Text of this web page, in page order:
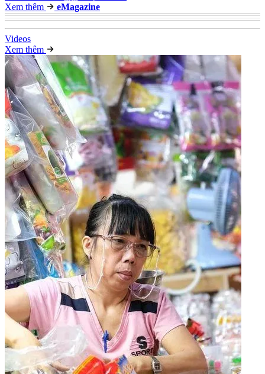
Xem thêm
eMagazine
Videos
Xem thêm